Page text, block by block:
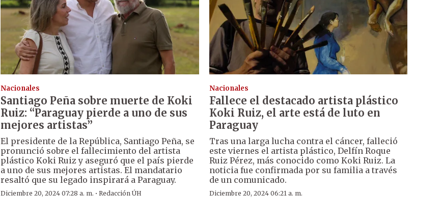
Nacionales
Santiago Peña sobre muerte de Koki
Ruiz: “Paraguay pierde a uno de sus
mejores artistas”
El presidente de la República, Santiago Peña, se
pronunció sobre el fallecimiento del artista
plástico Koki Ruiz y aseguró que el país pierde
a uno de sus mejores artistas. El mandatario
resaltó que su legado inspirará a Paraguay.
Diciembre 20, 2024 07:28 a. m. ·Redacción ÚH
Nacionales
Fallece el destacado artista plástico
Koki Ruiz, el arte está de luto en
Paraguay
Tras una larga lucha contra el cáncer, falleció
este viernes el artista plástico, Delfín Roque
Ruiz Pérez, más conocido como Koki Ruiz. La
noticia fue confirmada por su familia a través
de un comunicado.
Diciembre 20, 2024 06:21 a. m.